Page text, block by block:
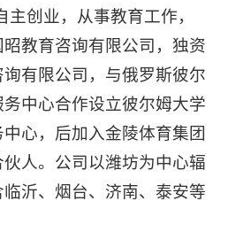
创业，从事教育工作，
教育咨询有限公司，独资
有限公司，与俄罗斯彼尔
中心合作设立彼尔姆大学
心，后加入金陵体育集团
人。公司以潍坊为中心辐
沂、烟台、济南、泰安等